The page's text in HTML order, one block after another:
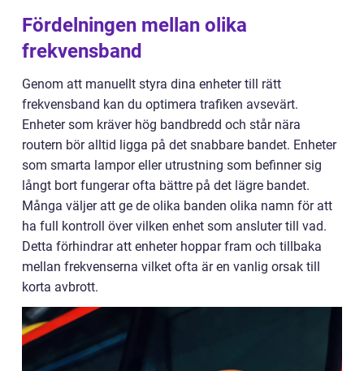
Fördelningen mellan olika
frekvensband
Genom att manuellt styra dina enheter till rätt
frekvensband kan du optimera trafiken avsevärt.
Enheter som kräver hög bandbredd och står nära
routern bör alltid ligga på det snabbare bandet. Enheter
som smarta lampor eller utrustning som befinner sig
långt bort fungerar ofta bättre på det lägre bandet.
Många väljer att ge de olika banden olika namn för att
ha full kontroll över vilken enhet som ansluter till vad.
Detta förhindrar att enheter hoppar fram och tillbaka
mellan frekvenserna vilket ofta är en vanlig orsak till
korta avbrott.